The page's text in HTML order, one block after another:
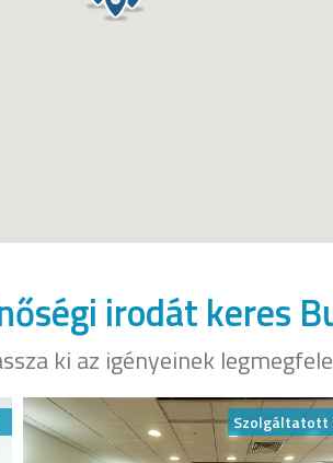
irodát keres
ki az igényeinek
Szolgáltatott